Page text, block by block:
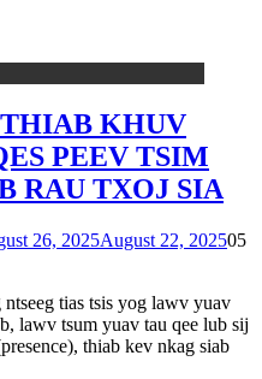
KHUV
PEEV TSIM
RAU TXOJ SIA
26, 2025August 22, 202505
tias tsis yog lawv yuav
lawv tsum yuav tau qee lub sij
thiab kev nkag siab